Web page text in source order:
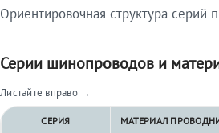
Ориентировочная структура серий
Серии шинопроводов и
Листайте вправо →
СЕРИЯ МАТЕРИАЛ